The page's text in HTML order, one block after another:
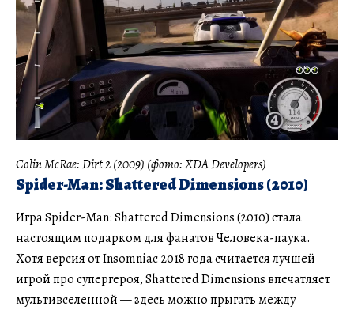
Colin McRae: Dirt 2 (2009) (фото: XDA Developers)
Spider-Man: Shattered Dimensions (2010)
Игра Spider-Man: Shattered Dimensions (2010) стала
настоящим подарком для фанатов Человека-паука.
Хотя версия от Insomniac 2018 года считается лучшей
игрой про супергероя, Shattered Dimensions впечатляет
мультивселенной — здесь можно прыгать между